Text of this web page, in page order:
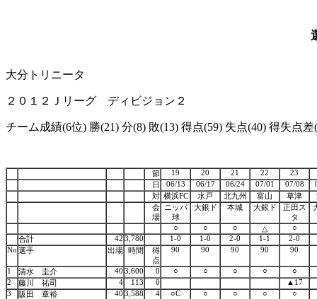
大分トリニータ
２０１２Ｊリーグ ディビジョン２
チーム成績(6位) 勝(21) 分(8) 敗(13) 得点(59) 失点(40) 得失点差
節 19 20 21 22
23
日
06/13 06/17 06/24 07/01 07/08
対 横浜FC 水戸 北九州 富山 草津
会
場
ニッパ
球
大銀ド 本城 大銀ド
正田ス
タ
○ ○ ○ △
○
合計
42 3,780 1-0 1-0 2-0 1-1
2-0
No 選手 出場 時間
得
点
90 90 90 90 90
1 清水 圭介 40 3,600 0 ○ ○ ○ ○
○
2
藤川 祐司 4 113 0 ▲17
3
阪田 章裕 40 3,588 4 ○C ○ ○ ○
○